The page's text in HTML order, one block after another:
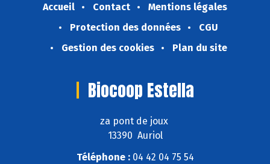
Accueil Contact
Mentions légales
Protection des données
CGU
Gestion des cookies
Plan du site
Biocoop Estella
za pont de joux
13390 Auriol
Téléphone :04 42 04 75 54